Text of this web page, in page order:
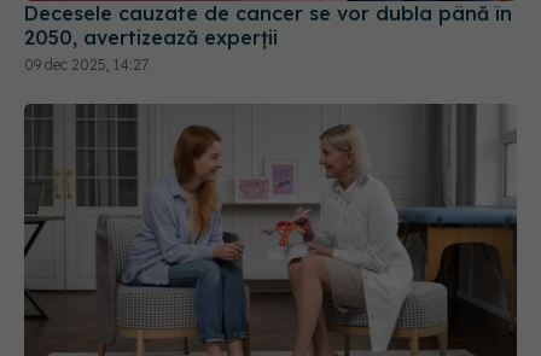
Decesele cauzate de cancer se vor dubla până în
2050, avertizează experții
09 dec 2025, 14:27